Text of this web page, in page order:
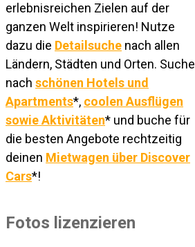
erlebnisreichen Zielen auf der
ganzen Welt inspirieren! Nutze
dazu die Detailsuche nach allen
Ländern, Städten und Orten. Suche
nach schönen Hotels und
Apartments*, coolen Ausflügen
sowie Aktivitäten* und buche für
die besten Angebote rechtzeitig
deinen Mietwagen über Discover
Cars*!
Fotos lizenzieren